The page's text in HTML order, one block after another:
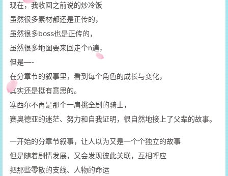
现在，我收回之前说的炒冷饭
虽然很多素材都还是正传的，
虽然很多boss也是正传的，
虽然很多地图要来回走个n遍，
但是—-
在分章节的叙事里，看到每个角色的成长与变化，
其实还是挺有意思的。
塞西尔不再是那个一肩挑全剧的骑士，
赛奥德亚的迷茫、努力和自我证明，很自然地接上了父辈的故事。
一开始的分章节叙事，让人以为又是一个个独立的故事
但是随着剧情发展，又会发现彼此关联，互相呼应
把那些零散的支线、人物的命运